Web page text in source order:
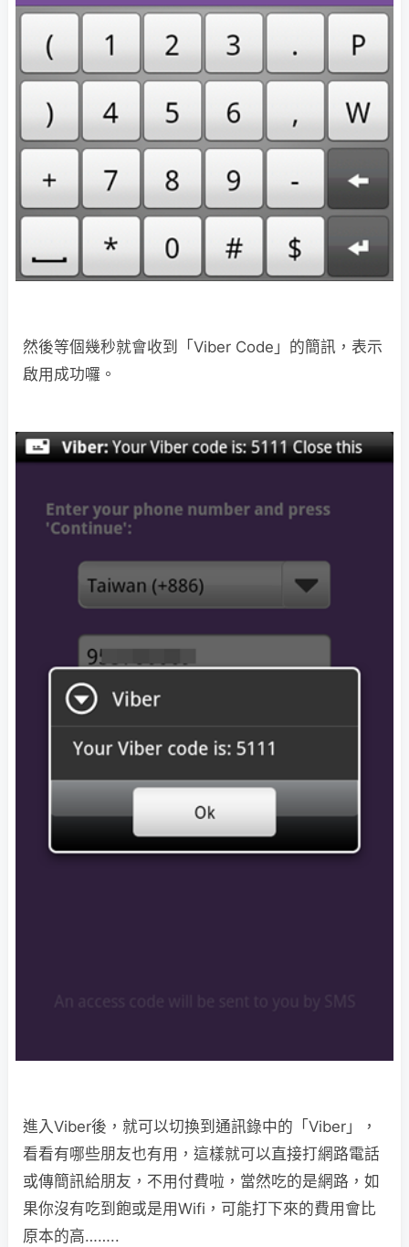
然後等個幾秒就會收到「Viber Code」的簡訊，表示
啟用成功囉。
進入Viber後，就可以切換到通訊錄中的「Viber」，
看看有哪些朋友也有用，這樣就可以直接打網路電話
或傳簡訊給朋友，不用付費啦，當然吃的是網路，如
果你沒有吃到飽或是用Wifi，可能打下來的費用會比
原本的高……..